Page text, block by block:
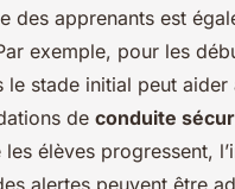
des apprenants est
exemple, pour les
le stade initial peut
de conduite
les élèves progressent,
alertes peuvent être